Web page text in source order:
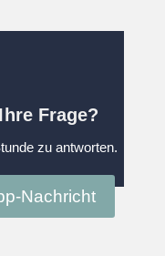
Frage?
zu antworten.
Nachricht